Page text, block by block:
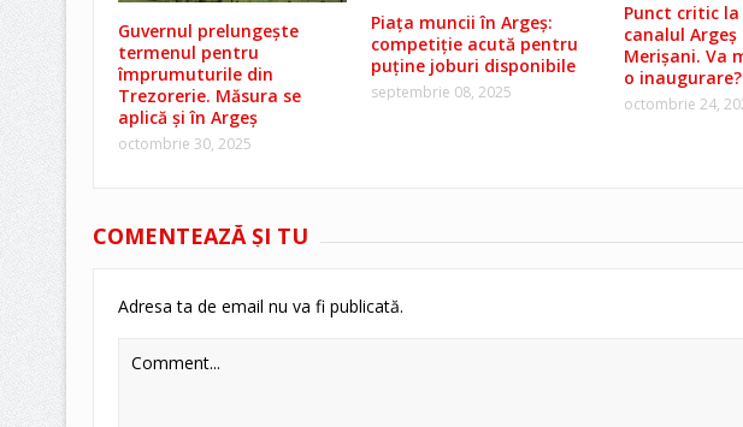
Guvernul prelungește
termenul pentru
împrumuturile din
Trezorerie. Măsura se
aplică și în Argeș
octombrie 30, 2025
Piața muncii în Argeș:
competiție acută pentru
puține joburi disponibile
septembrie 08, 2025
Punct critic
canalul Argeș
Merișani. Va
o inaugurare?
octombrie 24,
COMENTEAZĂ ŞI TU
Adresa ta de email nu va fi publicată.